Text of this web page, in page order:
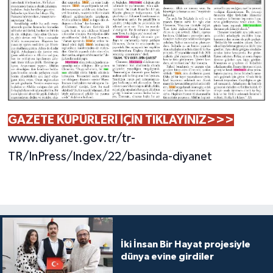
GAZETE KÜPÜRLERİ İÇİN TIKLAYINIZ>>>
www.diyanet.gov.tr/tr-
TR/InPress/Index/22/basinda-diyanet
İki İnsan Bir Hayat projesiyle
dünya evine girdiler
Bitlis Müftülüğü
Bolu Müftülüğü
Burdur Müftülüğü
Bursa Müftülüğü
Çanakkale Müftülüğü
Çorum Müftülüğü
Denizli Müftülüğü
Sağlık
Makaleler
Ekonomi
Duyurular
Podcast
Biyografiler
Diyanet TV